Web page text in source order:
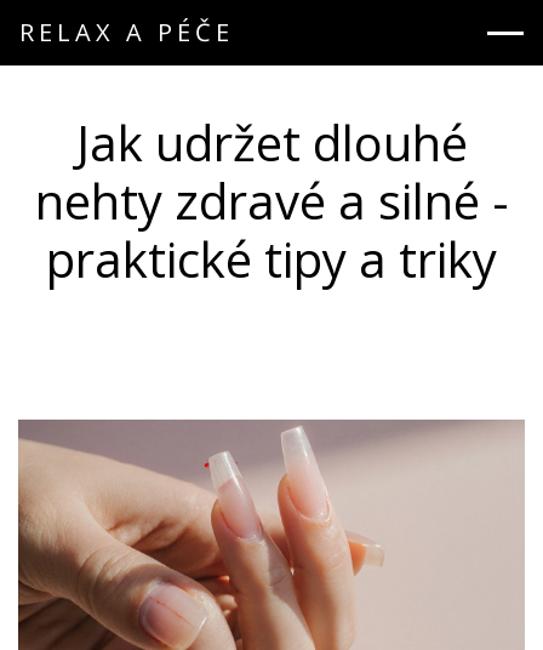
RELAX A PÉČE
Jak udržet dlouhé
nehty zdravé a silné -
praktické tipy a triky